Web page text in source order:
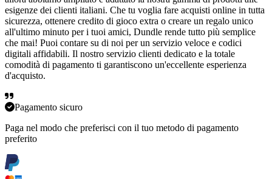
esigenze dei clienti italiani. Che tu voglia fare acquisti online in tutta
sicurezza, ottenere credito di gioco extra o creare un regalo unico
all'ultimo minuto per i tuoi amici, Dundle rende tutto più semplice
che mai! Puoi contare su di noi per un servizio veloce e codici
digitali affidabili. Il nostro servizio clienti dedicato e la totale
comodità di pagamento ti garantiscono un'eccellente esperienza
d'acquisto.
Pagamento sicuro
Paga nel modo che preferisci con il tuo metodo di pagamento
preferito